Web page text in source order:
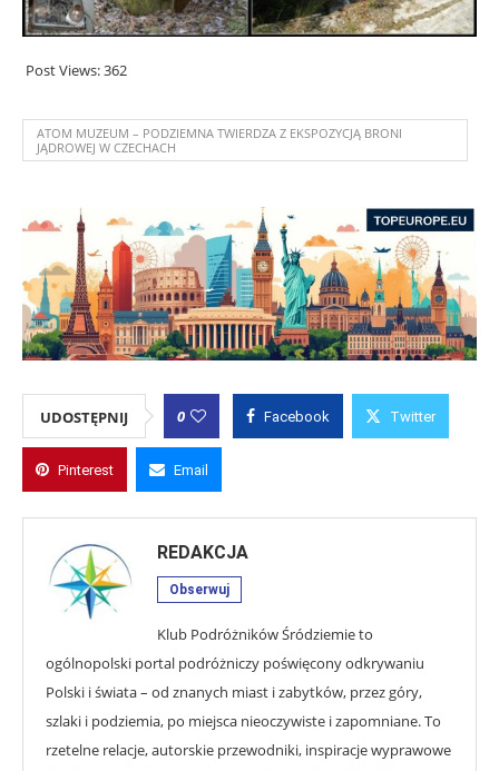
Post Views:362
ATOM MUZEUM – PODZIEMNA TWIERDZA Z EKSPOZYCJĄ BRONI
JĄDROWEJ W CZECHACH
UDOSTĘPNIJ 0 Facebook Twitter
Pinterest Email
REDAKCJA
Obserwuj
Klub Podróżników Śródziemie to
ogólnopolski portal podróżniczy poświęcony odkrywaniu
Polski i świata – od znanych miast i zabytków, przez góry,
szlaki i podziemia, po miejsca nieoczywiste i zapomniane. To
rzetelne relacje, autorskie przewodniki, inspiracje wyprawowe